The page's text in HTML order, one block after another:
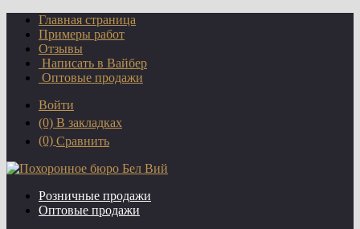
Главная страница
Примеры работ
Отзывы
Написать в Вайбер
Оптовые продажи
Войти
(0) В закладках
(0) Сравнить
Розничные продажи
Оптовые продажи